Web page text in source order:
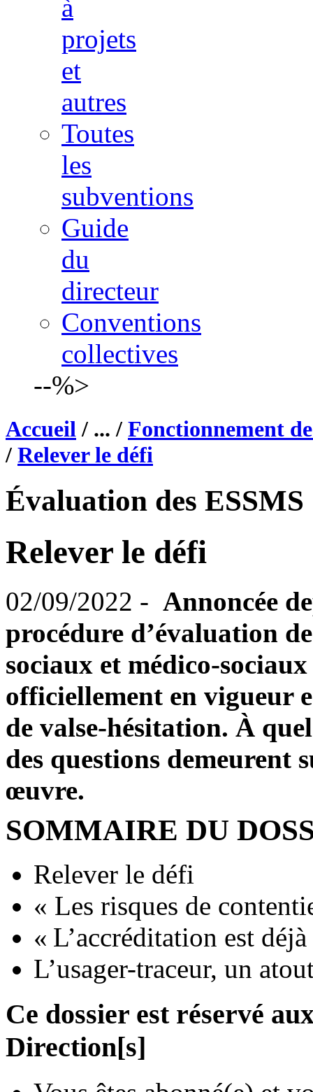
à
projets
et
autres
Toutes
les
subventions
Guide
du
directeur
Conventions
collectives
--%>
Accueil / ... / Fonctionnement
/ Relever le défi
Évaluation des ESSMS
Relever le défi
02/09/2022 - Annoncée
procédure d’évaluation
sociaux et médico-
officiellement en vigueur
de valse-hésitation. À
des questions demeurent
œuvre.
SOMMAIRE DU
Relever le défi
« Les risques de
« L’accréditation est
L’usager-traceur, un
Ce dossier est réservé
Direction[s]